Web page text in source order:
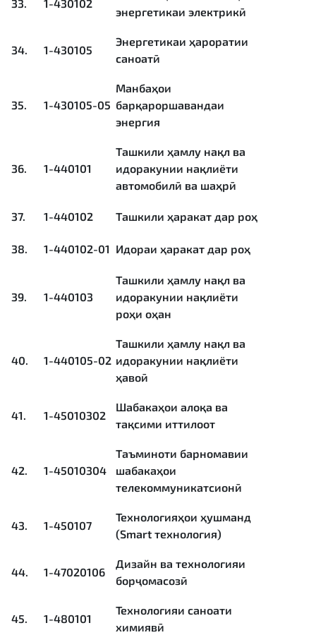
33. 1-430102
энергетикаи электрикӣ
34. 1-430105
Энергетикаи ҳароратии
саноатӣ
35. 1-430105-05
Манбаҳои
барқароршавандаи
энергия
36. 1-440101
Ташкили ҳамлу нақл ва
идоракунии нақлиёти
автомобилӣ ва шаҳрӣ
37. 1-440102 Ташкили ҳаракат дар роҳ
38. 1-440102-01 Идораи ҳаракат дар роҳ
39. 1-440103
Ташкили ҳамлу нақл ва
идоракунии нақлиёти
роҳи оҳан
40. 1-440105-02
Ташкили ҳамлу нақл ва
идоракунии нақлиёти
ҳавоӣ
41. 1-45010302
Шабакаҳои алоқа ва
тақсими иттилоот
42. 1-45010304
Таъминоти барномавии
шабакаҳои
телекоммуникатсионӣ
43. 1-450107
Технологияҳои ҳушманд
(Smart технология)
44. 1-47020106
Дизайн ва технологияи
борҷомасозӣ
45. 1-480101
Технологияи саноати
химиявӣ